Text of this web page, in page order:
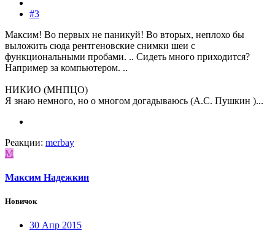
#3
Максим! Во первых не паникуй! Во вторых, неплохо бы
выложить сюда рентгеновские снимки шеи с
функциональными пробами. .. Сидеть много приходится?
Например за компьютером. ..
НИКИО (МНПЦО)
Я знаю немного, но о многом догадываюсь (А.С. Пушкин )...
Реакции: merbay
М
Максим Надежкин
Новичок
30 Апр 2015